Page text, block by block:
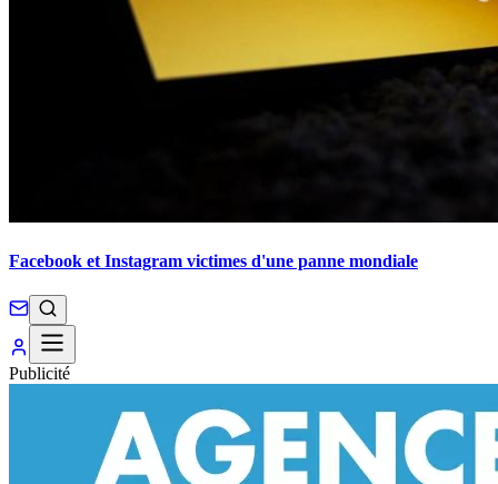
Facebook et Instagram victimes d'une panne mondiale
Publicité